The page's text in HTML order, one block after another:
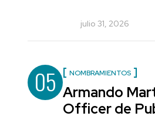
julio 31, 2026
05 NOMBRAMIENTOS
Armando
Officer de